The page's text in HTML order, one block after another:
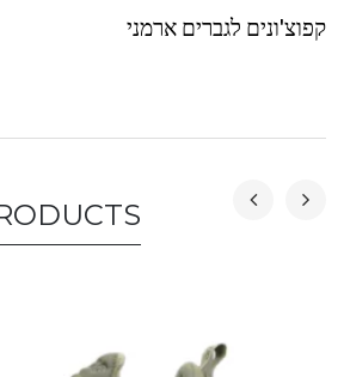
קפוצ'ונים לגברים ארמני